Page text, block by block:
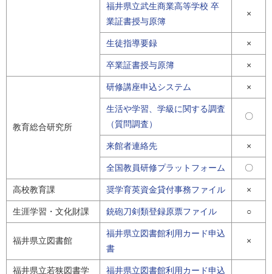
福井県立武生商業高等学校 卒
業証書授与原簿
×
生徒指導要録 ×
卒業証書授与原簿 ×
教育総合研究所
研修講座申込システム ×
生活や学習、学級に関する調査
（質問調査）
〇
来館者連絡先 ×
全国教員研修プラットフォーム 〇
高校教育課 奨学育英資金貸付事務ファイル ×
生涯学習・文化財課 銃砲刀剣類登録原票ファイル ○
福井県立図書館
福井県立図書館利用カード申込
書
×
福井県立若狭図書学
福井県立図書館利用カード申込